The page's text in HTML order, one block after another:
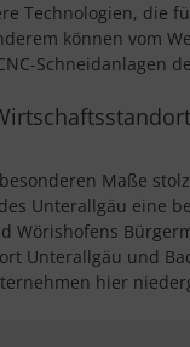
Technologien, die
können vom
Schneidanlagen
Maße
Unterallgäu eine
Wörishofens
Unterallgäu und
hier